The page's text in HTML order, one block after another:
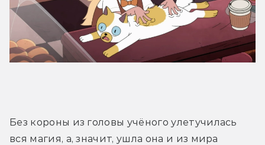
Без короны из головы учёного улетучилась
вся магия, а, значит, ушла она и из мира